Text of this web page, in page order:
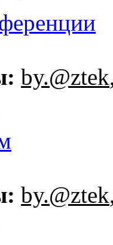
by.@ztek
by.@ztek